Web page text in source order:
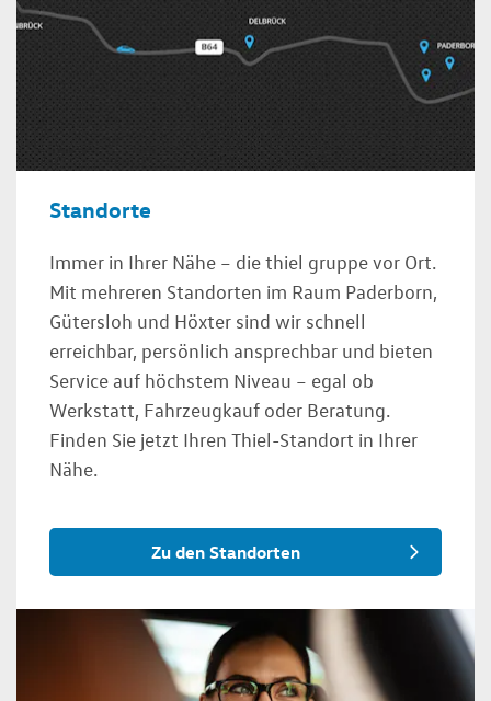
Standorte
Immer in Ihrer Nähe – die thiel gruppe vor Ort.
Mit mehreren Standorten im Raum Paderborn,
Gütersloh und Höxter sind wir schnell
erreichbar, persönlich ansprechbar und bieten
Service auf höchstem Niveau – egal ob
Werkstatt, Fahrzeugkauf oder Beratung.
Finden Sie jetzt Ihren Thiel-Standort in Ihrer
Nähe.
Zu den Standorten